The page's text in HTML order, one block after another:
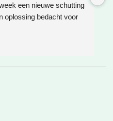
een nieuwe schutting
oplossing bedacht voor